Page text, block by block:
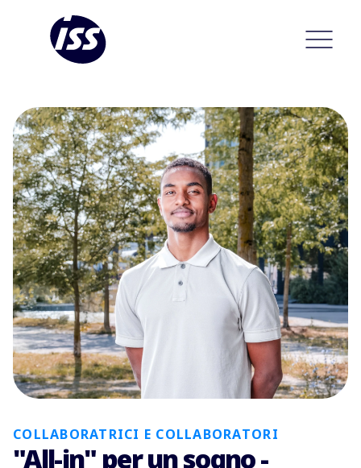
COLLABORATRICI E COLLABORATORI
"All-in" per un sogno -